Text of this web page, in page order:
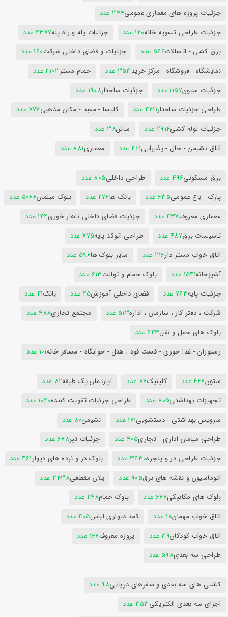
جزئیات پروژه های معماری عمومی344 عدد
جزئیات طراحی تسویه خانه120 عدد جزئیات پله و راه پله2377 عدد
برق کشی - اتصالات566 عدد جزئیات و فضای داخلی شرکت160 عدد
نمایشگاه - فروشگاه - مرکز خرید353 عدد حمام مستر2103 عدد
جزئیات ستون1157 عدد جزئیات ساختار1908 عدد
طراحی جزئیات ساختار4211 عدد کلیسا - معبد - مکان مذهبی777 عدد
جزئیات لوله کشی2914 عدد سالن38 عدد
اتاق نشیمن - حال - پذیرایی261 عدد معماری881 عدد
برق مسکونی496 عدد طراحی داخلی805 عدد
پارک - باغ عمومی635 عدد بانک ها276 عدد بلوک مبلمان5066 عدد
معماری معروف437 عدد جزئیات فضای داخلی ناهار خوری142 عدد
تاسیسات برق487 عدد طراحی اتوکد پایه775 عدد
اتاق خواب مستر دار216 عدد سایر بلوک ها596 عدد
آشپزخانه1541 عدد بلوک حمام و توالت613 عدد
جزئیات پایه763 عدد فضای داخلی آموزش25 عدد بانک41 عدد
شرکت ، دفتر کار ، سازمان ، اداره513 عدد مجتمع تجاری488 عدد
بلوک های حمل و نقل643 عدد
رستوران - غذا خوری - فست فود ; هتل - خوابگاه - مسافر خانه101 عدد
ستون467 عدد کلینیک87 عدد آپارتمان یک طبقه82 عدد
تجهیزات بهداشتی805 عدد طراحی جزئیات تقویت کننده1020 عدد
سرویس بهداشتی - دستشویی171 عدد نشیمن80 عدد
طراحی مبلمان اداری - تجاری405 عدد جزئیات تیر678 عدد
جزئیات طراحی در و پنجره3630 عدد بلوک در و نرده های دیوار461 عدد
اتوماسیون و نقشه های برق905 عدد پلان مقطعی3438 عدد
بلوک های مکانیکی677 عدد بلوک حمام248 عدد
اتاق خواب مهمان18 عدد کمد دیواری لباس405 عدد
اتاق خواب کودکان39 عدد پروژه معروف167 عدد
طراحی سه بعدی598 عدد
کشتی های سه بعدی و سفرهای دریایی98 عدد
اجزای سه بعدی الکتریکی353 عدد